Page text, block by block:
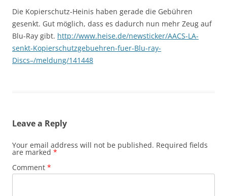
Die Kopierschutz-Heinis haben gerade die Gebühren
gesenkt. Gut möglich, dass es dadurch nun mehr Zeug auf
Blu-Ray gibt. http://www.heise.de/newsticker/AACS-LA-
senkt-Kopierschutzgebuehren-fuer-Blu-ray-
Discs–/meldung/141448
Leave a Reply
Your email address will not be published. Required fields
are marked *
Comment *